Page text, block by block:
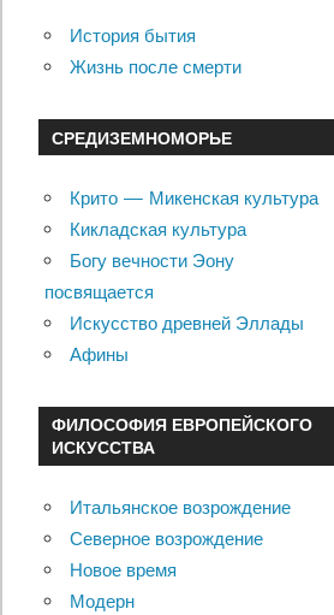
История бытия
Жизнь после смерти
СРЕДИЗЕМНОМОРЬЕ
Крито — Микенская культура
Кикладская культура
Богу вечности Эону
посвящается
Искусство древней Эллады
Афины
ФИЛОСОФИЯ ЕВРОПЕЙСКОГО
ИСКУССТВА
Итальянское возрождение
Северное возрождение
Новое время
Модерн